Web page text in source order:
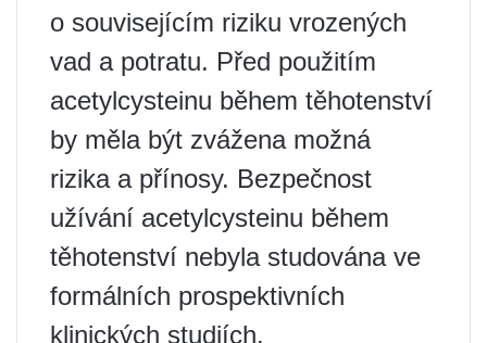
o souvisejícím riziku vrozených
vad a potratu. Před použitím
acetylcysteinu během těhotenství
by měla být zvážena možná
rizika a přínosy. Bezpečnost
užívání acetylcysteinu během
těhotenství nebyla studována ve
formálních prospektivních
klinických studiích.